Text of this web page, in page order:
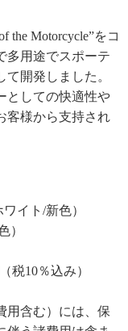
the Motorcycle”をコ
多用途でスポーテ
開発しました。
としての快適性や
客様から支持され
イト/新色）
）
税10％込み）
用含む）には、保